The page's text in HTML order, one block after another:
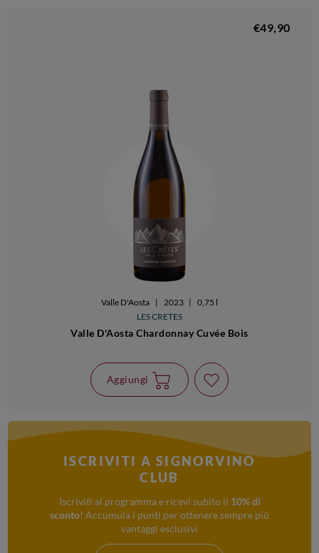
€49,90
Valle D'Aosta | 2023 | 0,75 l
LES CRETES
Valle D'Aosta Chardonnay Cuvée Bois
Aggiungi
ISCRIVITI A SIGNORVINO
CLUB
Iscriviti al programma e ricevi subito il 10% di
sconto! Accumula i punti per ottenere sempre più
vantaggi esclusivi